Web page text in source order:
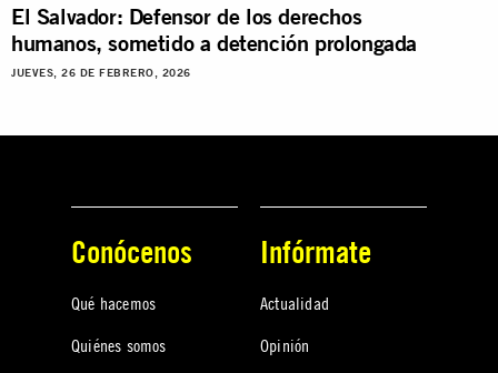
El Salvador: Defensor de los derechos
humanos, sometido a detención prolongada
JUEVES, 26 DE FEBRERO, 2026
Conócenos
Qué hacemos
Quiénes somos
Infórmate
Actualidad
Opinión